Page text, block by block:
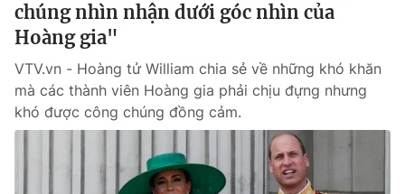
chúng nhìn nhận dưới góc nhìn của
Hoàng gia"
VTV.vn - Hoàng tử William chia sẻ về những khó khăn
mà các thành viên Hoàng gia phải chịu đựng nhưng
khó được công chúng đồng cảm.